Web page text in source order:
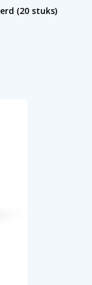
(20 stuks)